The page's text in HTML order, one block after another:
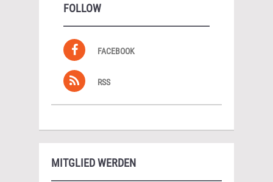
FOLLOW
FACEBOOK
RSS
MITGLIED WERDEN